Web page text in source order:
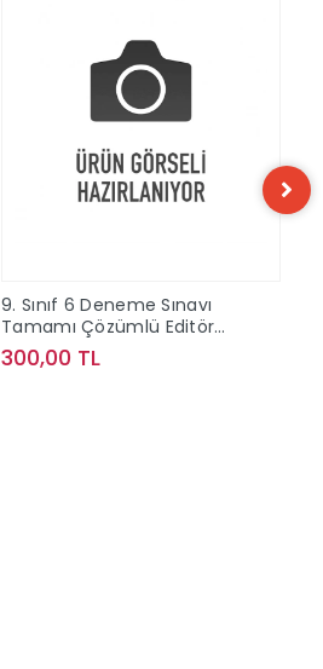
9. Sınıf 6 Deneme Sınavı
Tamamı Çözümlü Editör
Yayınları
300,00 TL